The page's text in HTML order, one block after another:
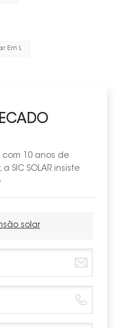
Em L
com 10 anos de
SIC SOLAR insiste
solar